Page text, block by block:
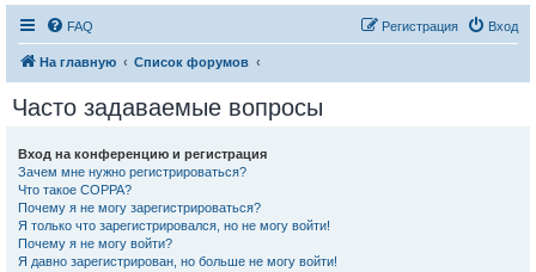
FAQ Вход
Регистрация
На главную Список форумов
Часто задаваемые вопросы
Вход на конференцию и регистрация
Зачем мне нужно регистрироваться?
Что такое COPPA?
Почему я не могу зарегистрироваться?
Я только что зарегистрировался, но не могу войти!
Почему я не могу войти?
Я давно зарегистрирован, но больше не могу войти!